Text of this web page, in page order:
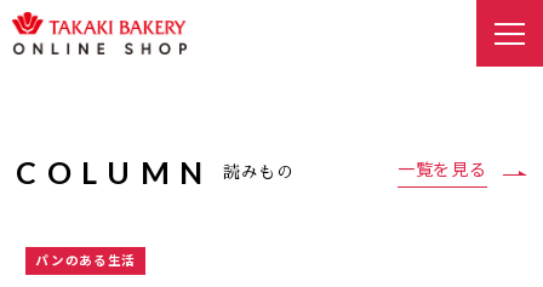
COLUMN 読みもの 一覧を見る
パンのある生活